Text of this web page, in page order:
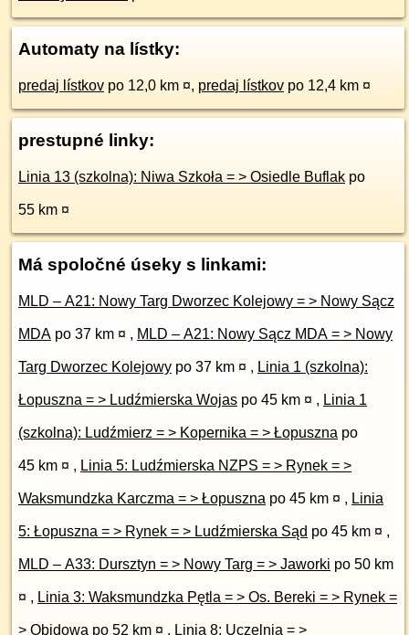
Automaty na lístky:
predaj lístkov po 12,0 km ¤, predaj lístkov po 12,4 km ¤
prestupné linky:
Linia 13 (szkolna): Niwa Szkoła = > Osiedle Buflak po
55 km ¤
Má spoločné úseky s linkami:
MLD – A21: Nowy Targ Dworzec Kolejowy = > Nowy Sącz
MDA po 37 km ¤ , MLD – A21: Nowy Sącz MDA = > Nowy
Targ Dworzec Kolejowy po 37 km ¤ , Linia 1 (szkolna):
Łopuszna = > Ludźmierska Wojas po 45 km ¤ , Linia 1
(szkolna): Ludźmierz = > Kopernika = > Łopuszna po
45 km ¤ , Linia 5: Ludźmierska NZPS = > Rynek = >
Waksmundzka Karczma = > Łopuszna po 45 km ¤ , Linia
5: Łopuszna = > Rynek = > Ludźmierska Sąd po 45 km ¤ ,
MLD – A33: Dursztyn = > Nowy Targ = > Jaworki po 50 km
¤ , Linia 3: Waksmundzka Pętla = > Os. Bereki = > Rynek =
> Obidowa po 52 km ¤ , Linia 8: Uczelnia = >